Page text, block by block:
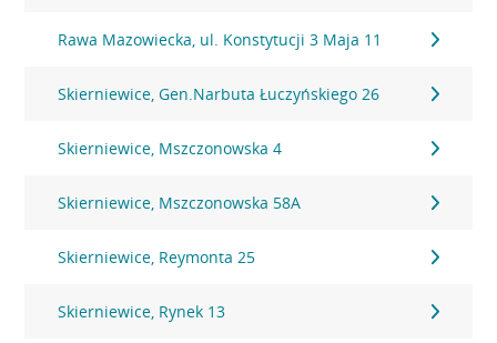
Rawa Mazowiecka, ul. Konstytucji 3 Maja 11
Skierniewice, Gen.Narbuta Łuczyńskiego 26
Skierniewice, Mszczonowska 4
Skierniewice, Mszczonowska 58A
Skierniewice, Reymonta 25
Skierniewice, Rynek 13